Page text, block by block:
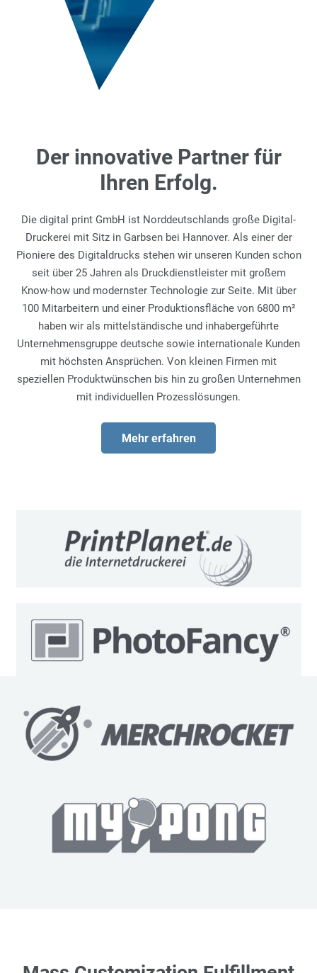
Der innovative Partner für
Ihren Erfolg.
Die digital print GmbH ist Norddeutschlands große Digital-
Druckerei mit Sitz in Garbsen bei Hannover. Als einer der
Pioniere des Digitaldrucks stehen wir unseren Kunden schon
seit über 25 Jahren als Druckdienstleister mit großem
Know-how und modernster Technologie zur Seite. Mit über
100 Mitarbeitern und einer Produktionsfläche von 6800 m²
haben wir als mittelständische und inhabergeführte
Unternehmensgruppe deutsche sowie internationale Kunden
mit höchsten Ansprüchen. Von kleinen Firmen mit
speziellen Produktwünschen bis hin zu großen Unternehmen
mit individuellen Prozesslösungen.
Mehr erfahren